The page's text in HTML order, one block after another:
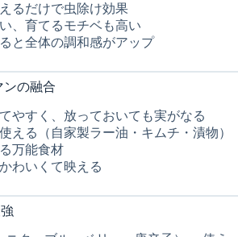
るだけで虫除け効果
、育てるモチベも高い
と全体の調和感がアップ
ンの融合
やすく、放っておいても実がなる
える（自家製ラー油・キムチ・漬物）
万能食材
わいくて映える